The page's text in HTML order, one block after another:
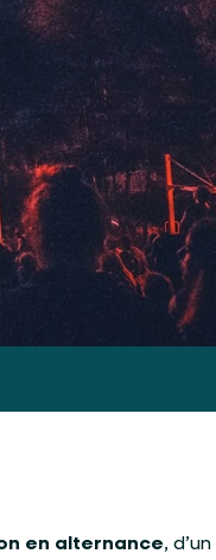
en alternance, d’un